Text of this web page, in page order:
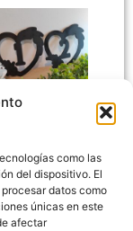
como las
del dispositivo. El
datos como
únicas en este
afectar
Corazón
- 22,00
precios:
desde
12,00 €
hasta
22,00 €
múltiples
variantes.
Las
elegir
en
la
página